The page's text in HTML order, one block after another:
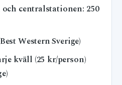
centralstationen: 250
Western Sverige)
kväll (25 kr/person)